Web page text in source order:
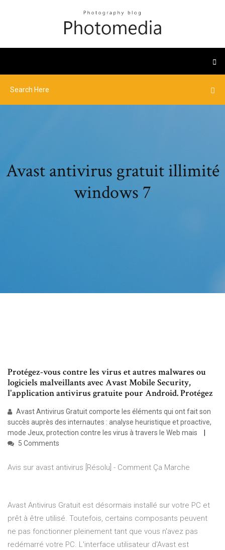
Avast antivirus gratuit illimité
windows 7
Protégez-vous contre les virus et autres malwares ou
logiciels malveillants avec Avast Mobile Security,
l'application antivirus gratuite pour Android. Protégez
Avast Antivirus Gratuit comporte les éléments qui ont fait son
succès auprès des internautes : analyse heuristique et proactive,
mode Jeux, protection contre les virus à travers le Web mais
5 Comments
Avis sur avast antivirus [Résolu] - Comment Ça Marche
Avast Antivirus Gratuit est désormais installé sur votre PC et
prêt à être utilisé. Toutefois, certains composants peuvent
ne pas fonctionner pleinement tant que vous n'avez pas
redémarré votre PC. L'interface utilisateur d'Avast est